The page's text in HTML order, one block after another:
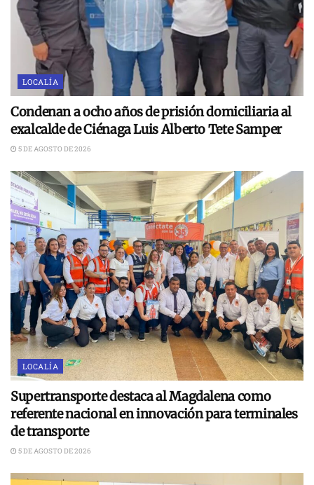
LOCALÍA
Condenan a ocho años de prisión domiciliaria al
exalcalde de Ciénaga Luis Alberto Tete Samper
5 DE AGOSTO DE 2026
LOCALÍA
Supertransporte destaca al Magdalena como
referente nacional en innovación para terminales
de transporte
5 DE AGOSTO DE 2026